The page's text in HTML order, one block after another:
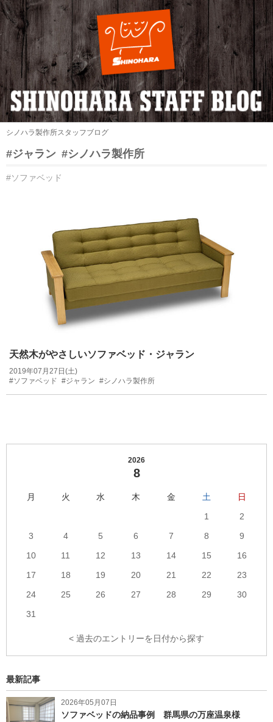
シノハラ製作所スタッフブログ
#ジャラン #シノハラ製作所
#ソファベッド
天然木がやさしいソファベッド・ジャラン
2019年07月27日(土)
#ソファベッド #ジャラン #シノハラ製作所
2026
8
月 火 水 木 金 土
日
1
2
3
4 5 6 7 8
9
10
11 12 13 14 15
16
17
18 19 20 21 22
23
24
25 26 27 28 29
30
31
< 過去のエントリーを日付から探す
最新記事
2026年05月07日
ソファベッドの納品事例 群馬県の万座温泉様